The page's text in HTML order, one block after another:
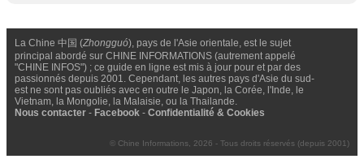
La Chine 中国 (Zhongguó), pays de l'Asie orientale, est le sujet
principal abordé sur CHINE INFORMATIONS (autrement appelé
"CHINE INFOS") ; ce guide en ligne est mis à jour pour et par des
passionnés depuis 2001. Cependant, les autres pays d'Asie du sud-
est ne sont pas oubliés avec en outre le Japon, la Corée, l'Inde, le
Vietnam, la Mongolie, la Malaisie, ou la Thailande.
Nous contacter - Facebook - Confidentialité & Cookies
© Chine Informations, 2026 - Tous droits réservés (depuis 2001)